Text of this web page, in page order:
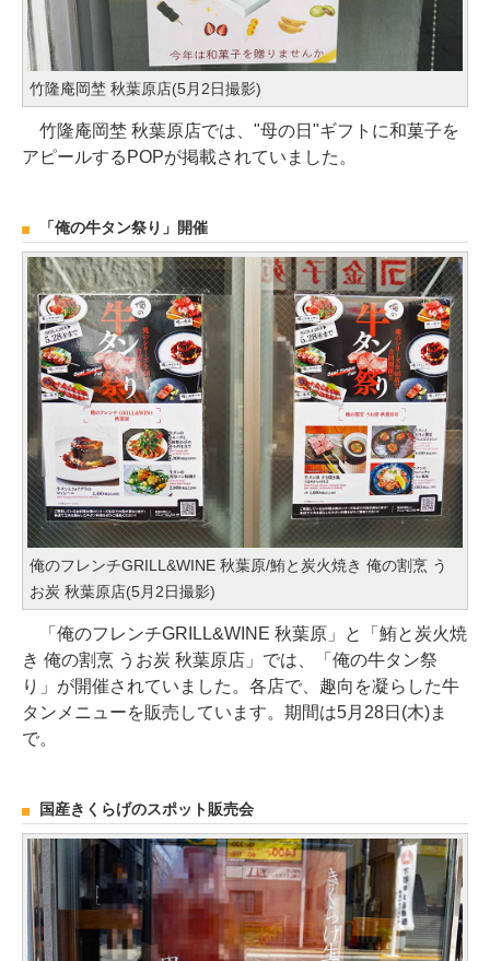
竹隆庵岡埜 秋葉原店(5月2日撮影)
竹隆庵岡埜 秋葉原店では、"母の日"ギフトに和菓子を
アピールするPOPが掲載されていました。
「俺の牛タン祭り」開催
俺のフレンチGRILL&WINE 秋葉原/鮪と炭火焼き 俺の割烹 う
お炭 秋葉原店(5月2日撮影)
「俺のフレンチGRILL&WINE 秋葉原」と「鮪と炭火焼
き 俺の割烹 うお炭 秋葉原店」では、「俺の牛タン祭
り」が開催されていました。各店で、趣向を凝らした牛
タンメニューを販売しています。期間は5月28日(木)ま
で。
国産きくらげのスポット販売会